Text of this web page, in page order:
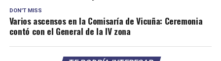
DON'T MISS
Varios ascensos en la Comisaría de Vicuña: Ceremonia
contó con el General de la IV zona